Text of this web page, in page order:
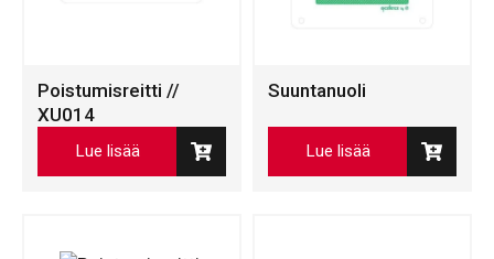
Poistumisreitti //
XU014
Lue lisää
Suuntanuoli
Lue lisää